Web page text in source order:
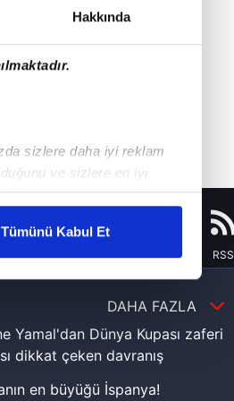
Hakkında
sizlere daha iyi reklam
ve sizlere en iyi
karşılamak
gösterilmeyecektir."
kullanılmaktadır. Bu
ve sizlere yönelik
Tümünü Kabul Et
Youtube RSS
DAHA FAZLA
Yamal'dan Dünya Kupası zaferi
dikkat çeken davranış
en büyüğü İspanya!